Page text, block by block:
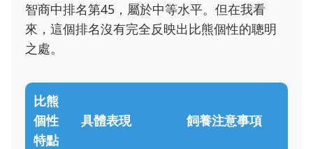
智商中排名第45，屬於中等水平。但在我看
來，這個排名沒有完全反映出比熊個性的聰明
之處。
比熊
個性
特點
具體表現 飼養注意事項